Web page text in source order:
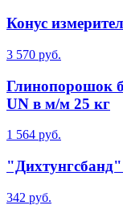
Конус
3 570 руб.
Глинопорошок
UN в м/м 25 кг
1 564 руб.
342 руб.